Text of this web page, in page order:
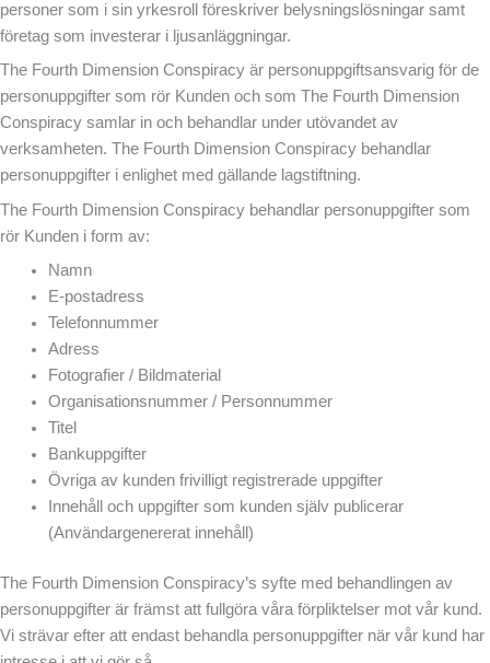
personer som i sin yrkesroll föreskriver belysningslösningar samt
företag som investerar i ljusanläggningar.
The Fourth Dimension Conspiracy är personuppgiftsansvarig för de
personuppgifter som rör Kunden och som The Fourth Dimension
Conspiracy samlar in och behandlar under utövandet av
verksamheten. The Fourth Dimension Conspiracy behandlar
personuppgifter i enlighet med gällande lagstiftning.
The Fourth Dimension Conspiracy behandlar personuppgifter som
rör Kunden i form av:
Namn
E-postadress
Telefonnummer
Adress
Fotografier / Bildmaterial
Organisationsnummer / Personnummer
Titel
Bankuppgifter
Övriga av kunden frivilligt registrerade uppgifter
Innehåll och uppgifter som kunden själv publicerar
(Användargenererat innehåll)
The Fourth Dimension Conspiracy’s syfte med behandlingen av
personuppgifter är främst att fullgöra våra förpliktelser mot vår kund.
Vi strävar efter att endast behandla personuppgifter när vår kund har